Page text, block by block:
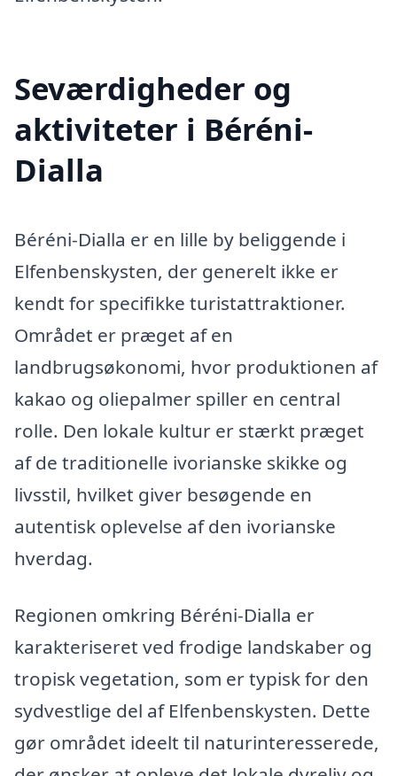
Seværdigheder og
aktiviteter i Béréni-
Dialla
Béréni-Dialla er en lille by beliggende i
Elfenbenskysten, der generelt ikke er
kendt for specifikke turistattraktioner.
Området er præget af en
landbrugsøkonomi, hvor produktionen af
kakao og oliepalmer spiller en central
rolle. Den lokale kultur er stærkt præget
af de traditionelle ivorianske skikke og
livsstil, hvilket giver besøgende en
autentisk oplevelse af den ivorianske
hverdag.
Regionen omkring Béréni-Dialla er
karakteriseret ved frodige landskaber og
tropisk vegetation, som er typisk for den
sydvestlige del af Elfenbenskysten. Dette
gør området ideelt til naturinteresserede,